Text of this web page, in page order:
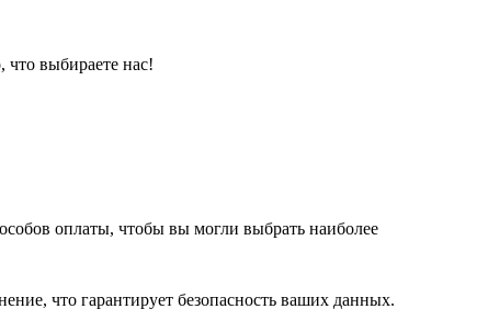
выбираете нас!
оплаты, чтобы вы могли выбрать наиболее
что гарантирует безопасность ваших данных.